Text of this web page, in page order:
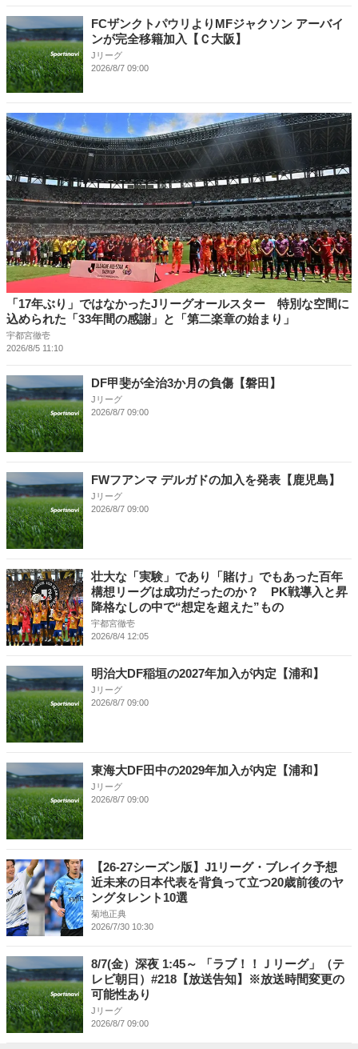
FCザンクトパウリよりMFジャクソン アーバイ
ンが完全移籍加入【Ｃ大阪】
Jリーグ
2026/8/7 09:00
「17年ぶり」ではなかったJリーグオールスター 特別な空間に
込められた「33年間の感謝」と「第二楽章の始まり」
宇都宮徹壱
2026/8/5 11:10
DF甲斐が全治3か月の負傷【磐田】
Jリーグ
2026/8/7 09:00
FWフアンマ デルガドの加入を発表【鹿児島】
Jリーグ
2026/8/7 09:00
壮大な「実験」であり「賭け」でもあった百年
構想リーグは成功だったのか？ PK戦導入と昇
降格なしの中で“想定を超えた”もの
宇都宮徹壱
2026/8/4 12:05
明治大DF稲垣の2027年加入が内定【浦和】
Jリーグ
2026/8/7 09:00
東海大DF田中の2029年加入が内定【浦和】
Jリーグ
2026/8/7 09:00
【26-27シーズン版】J1リーグ・ブレイク予想
近未来の日本代表を背負って立つ20歳前後のヤ
ングタレント10選
菊地正典
2026/7/30 10:30
8/7(金）深夜 1:45～ 「ラブ！！Ｊリーグ」（テ
レビ朝日）#218【放送告知】※放送時間変更の
可能性あり
Jリーグ
2026/8/7 09:00